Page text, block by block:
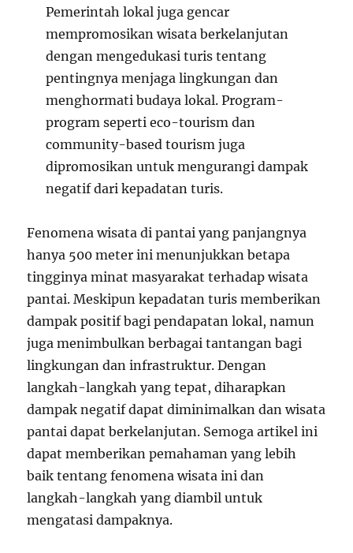
Pemerintah lokal juga gencar
mempromosikan wisata berkelanjutan
dengan mengedukasi turis tentang
pentingnya menjaga lingkungan dan
menghormati budaya lokal. Program-
program seperti eco-tourism dan
community-based tourism juga
dipromosikan untuk mengurangi dampak
negatif dari kepadatan turis.
Fenomena wisata di pantai yang panjangnya
hanya 500 meter ini menunjukkan betapa
tingginya minat masyarakat terhadap wisata
pantai. Meskipun kepadatan turis memberikan
dampak positif bagi pendapatan lokal, namun
juga menimbulkan berbagai tantangan bagi
lingkungan dan infrastruktur. Dengan
langkah-langkah yang tepat, diharapkan
dampak negatif dapat diminimalkan dan wisata
pantai dapat berkelanjutan. Semoga artikel ini
dapat memberikan pemahaman yang lebih
baik tentang fenomena wisata ini dan
langkah-langkah yang diambil untuk
mengatasi dampaknya.